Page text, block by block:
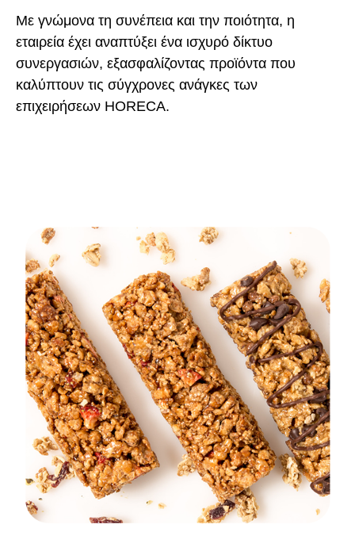
Με γνώμονα τη συνέπεια και την ποιότητα, η
εταιρεία έχει αναπτύξει ένα ισχυρό δίκτυο
συνεργασιών, εξασφαλίζοντας προϊόντα που
καλύπτουν τις σύγχρονες ανάγκες των
επιχειρήσεων HORECA.